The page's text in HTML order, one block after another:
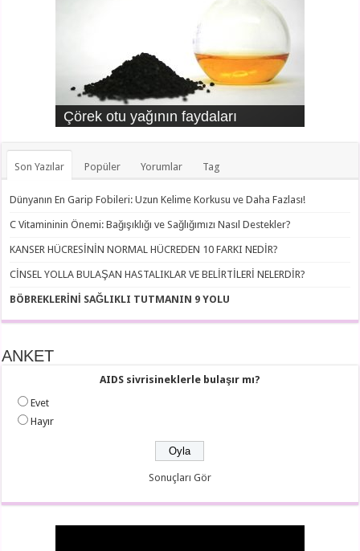
Çörek otu yağının faydaları
Kreatin kinaz neden yükselir?
Zerdeçalın faydaları
AIDS nedir?
Beta mikrobu nedir?
Topuk kanı testi nedir?
Son Yazılar Popüler Yorumlar Tag
Dünyanın En Garip Fobileri: Uzun Kelime Korkusu ve Daha Fazlası!
C Vitamininin Önemi: Bağışıklığı ve Sağlığımızı Nasıl Destekler?
KANSER HÜCRESİNİN NORMAL HÜCREDEN 10 FARKI NEDİR?
CİNSEL YOLLA BULAŞAN HASTALIKLAR VE BELİRTİLERİ NELERDİR?
BÖBREKLERİNİ SAĞLIKLI TUTMANIN 9 YOLU
ANKET
AIDS sivrisineklerle bulaşır mı?
Evet
Hayır
Sonuçları Gör